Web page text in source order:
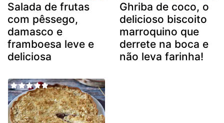
Salada de frutas
com pêssego,
damasco e
framboesa leve e
deliciosa
Ghriba de coco, o
delicioso biscoito
marroquino que
derrete na boca e
não leva farinha!